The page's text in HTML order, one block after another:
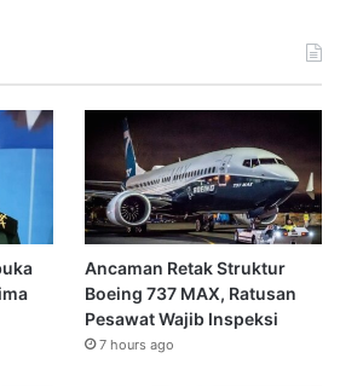
Ancaman Retak Struktur
Boeing 737 MAX, Ratusan
Pesawat Wajib Inspeksi
7 hours ago